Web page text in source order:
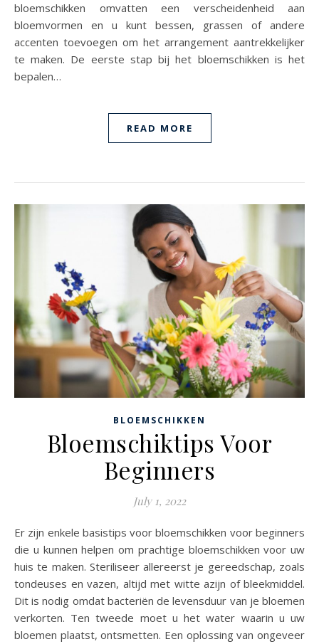
bloemschikken omvatten een verscheidenheid aan
bloemvormen en u kunt bessen, grassen of andere
accenten toevoegen om het arrangement aantrekkelijker
te maken. De eerste stap bij het bloemschikken is het
bepalen…
READ MORE
BLOEMSCHIKKEN
Bloemschiktips Voor
Beginners
July 1, 2022
Er zijn enkele basistips voor bloemschikken voor beginners
die u kunnen helpen om prachtige bloemschikken voor uw
huis te maken. Steriliseer allereerst je gereedschap, zoals
tondeuses en vazen, altijd met witte azijn of bleekmiddel.
Dit is nodig omdat bacteriën de levensduur van je bloemen
verkorten. Ten tweede moet u het water waarin u uw
bloemen plaatst, ontsmetten. Een oplossing van ongeveer